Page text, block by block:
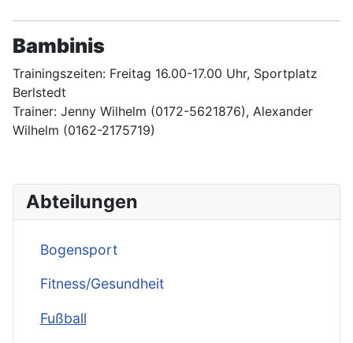
Abteilungen
Bogensport
Fitness/Gesundheit
Fußball
Bambinis
Trainingszeiten: Freitag 16.00-17.00 Uhr, Sportplatz
Berlstedt
Trainer: Jenny Wilhelm (0172-5621876), Alexander
Wilhelm (0162-2175719)